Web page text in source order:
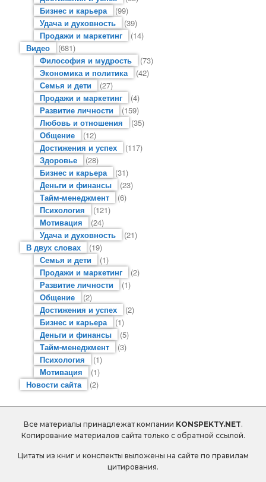
Бизнес и карьера
(99)
Удача и духовность
(39)
Продажи и маркетинг
(14)
Видео
(681)
Философия и мудрость
(73)
Экономика и политика
(42)
Семья и дети
(27)
Продажи и маркетинг
(4)
Развитие личности
(159)
Любовь и отношения
(35)
Общение
(12)
Достижения и успех
(117)
Здоровье
(28)
Бизнес и карьера
(31)
Деньги и финансы
(23)
Тайм-менеджмент
(6)
Психология
(121)
Мотивация
(24)
Удача и духовность
(21)
В двух словах
(19)
Семья и дети
(1)
Продажи и маркетинг
(2)
Развитие личности
(1)
Общение
(2)
Достижения и успех
(2)
Бизнес и карьера
(1)
Деньги и финансы
(5)
Тайм-менеджмент
(3)
Психология
(1)
Мотивация
(1)
Новости сайта
(2)
Все материалы принадлежат компании KONSPEKTY.NET.
Копирование материалов сайта только с обратной ссылой.
Цитаты из книг и конспекты выложены на сайте по правилам
цитирования.